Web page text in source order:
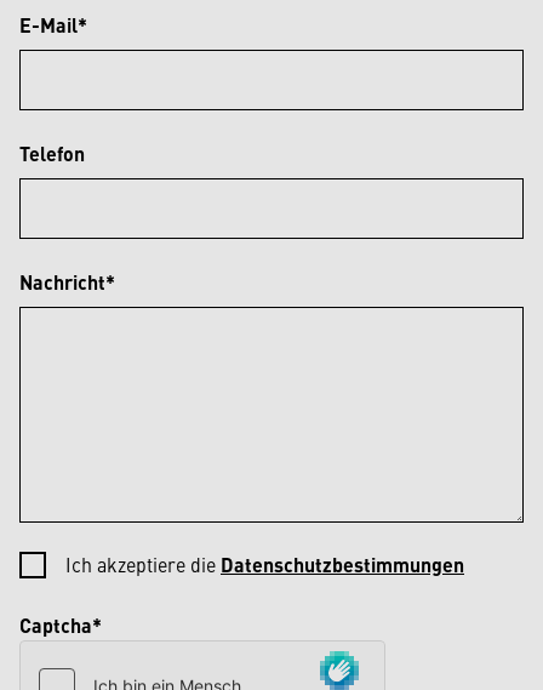
E-Mail*
Telefon
Nachricht*
Ich akzeptiere die Datenschutzbestimmungen
Captcha*